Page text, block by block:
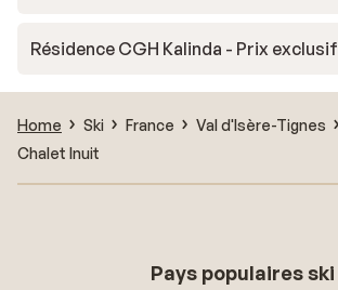
Résidence CGH Kalinda - Prix exclusif
Home Ski France Val d'Isère-Tignes
Chalet Inuit
Pays populaires ski